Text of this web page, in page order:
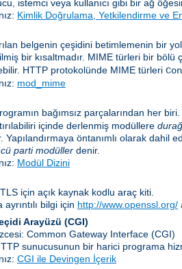
istemci veya kullanıcı gibi bir ağ
Kimlik Doğrulama, Yetkilendirme ve
belgenin çeşidini betimlemenin bir
bir kısaltmadır. MIME türleri bir bölü
HTTP protokolünde MIME türleri
mod_mime
bağımsız parçalarından her
içinde derlenmiş modüllere
Yapılandırmaya öntanımlı olarak dahil
parti modüller denir.
Modül Dizini
için açık kaynak kodlu araç kiti.
ayrıntılı bilgi için http://www.openssl.org/
Arayüzü (CGI)
Common Gateway Interface (CGI)
sunucusunun bir harici programa
CGI ile Devingen İçerik